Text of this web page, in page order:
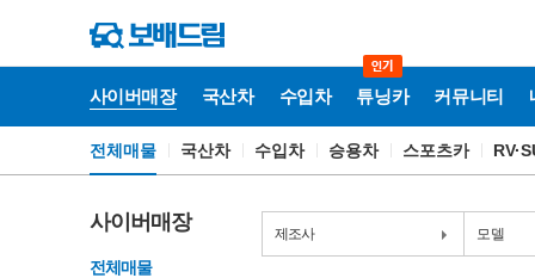
사이버매장 국산차 수입차 튜닝카 커뮤니티
사
전체매물 국산차 수입차 승용차 스포츠카
사이버매장
전체매물
제조사 모델